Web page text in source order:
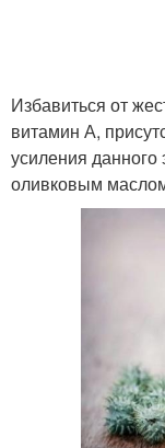
Избавиться от
витамин А,
усиления
оливковым